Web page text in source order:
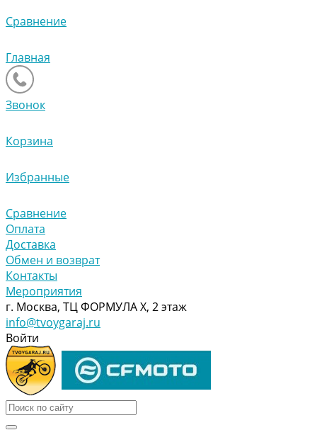
Сравнение
Главная
Звонок
Корзина
Избранные
Сравнение
Оплата
Доставка
Обмен и возврат
Контакты
Мероприятия
г. Москва, ТЦ ФОРМУЛА Х, 2 этаж
info@tvoygaraj.ru
Войти